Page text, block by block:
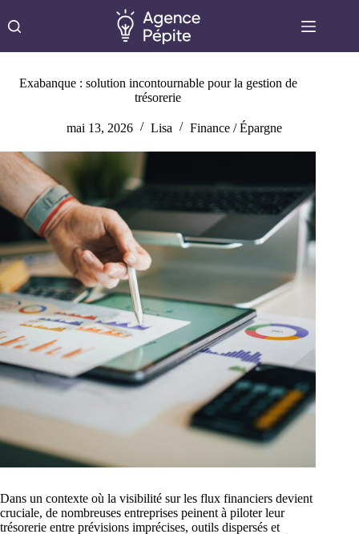
au
contenu
Exabanque : solution incontournable pour la gestion de
trésorerie
mai 13, 2026 Lisa Finance / Épargne
Dans un contexte où la visibilité sur les flux financiers devient
cruciale, de nombreuses entreprises peinent à piloter leur
trésorerie entre prévisions imprécises, outils dispersés et